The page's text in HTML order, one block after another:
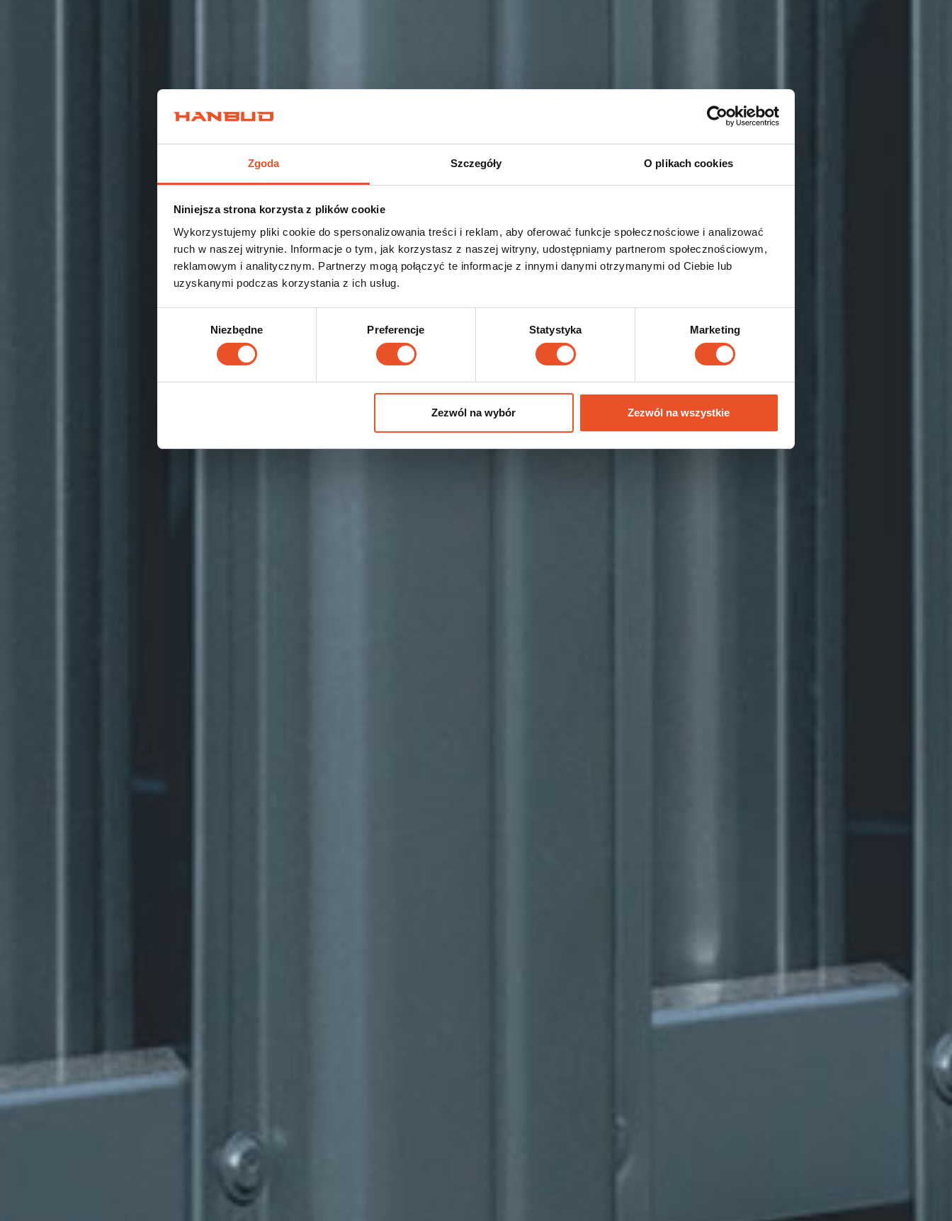
Zgoda Szczegóły O plikach cookies
Niniejsza strona korzysta z plików cookie
Wykorzystujemy pliki cookie do spersonalizowania treści i reklam, aby oferować funkcje społecznościowe i analizować
ruch w naszej witrynie. Informacje o tym, jak korzystasz z naszej witryny, udostępniamy partnerom społecznościowym,
reklamowym i analitycznym. Partnerzy mogą połączyć te informacje z innymi danymi otrzymanymi od Ciebie lub
uzyskanymi podczas korzystania z ich usług.
Niezbędne Preferencje Statystyka Marketing
Zezwól na wybór Zezwól na wszystkie